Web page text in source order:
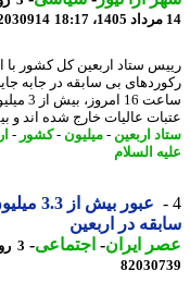
82030914
ستاد اربعین کل کشور با
بی سابقه در جابه جایی
عالیات خارج شده اند و بیش
اربعین -میلیون-کشور-اربعین
السلام
عبور بیش
در اربعین
ایران- اجتماعی-3 روز پیش - چهارشنبه 14 مرداد 1405، 17:50